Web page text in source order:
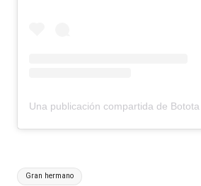
Etiquetas:
Gran hermano